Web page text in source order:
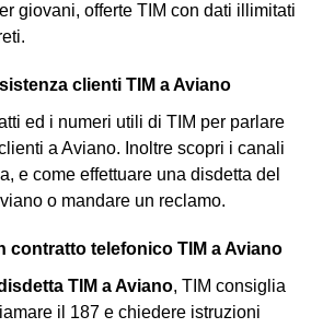
giovani, offerte TIM con dati illimitati
clienti TIM a Aviano
ed i numeri utili di TIM per parlare
a Aviano. Inoltre scopri i canali
e come effettuare una disdetta del
o mandare un reclamo.
contratto telefonico TIM a Aviano
TIM a Aviano, TIM consiglia
il 187 e chiedere istruzioni